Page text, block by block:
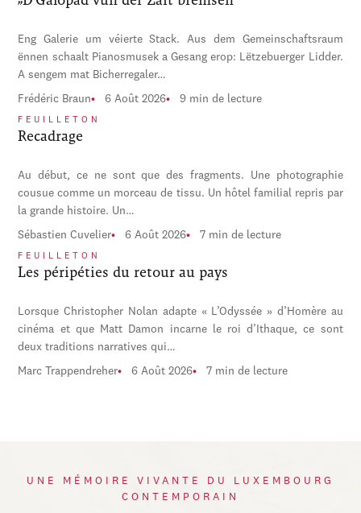
Eng Galerie um véierte Stack. Aus dem Gemeinschaftsraum
ënnen schaalt Pianosmusek a Gesang erop: Lëtzebuerger Lidder.
A sengem mat Bicherregaler…
Frédéric Braun 6 Août 2026 9 min de lecture
FEUILLETON
Recadrage
Au début, ce ne sont que des fragments. Une photographie
cousue comme un morceau de tissu. Un hôtel familial repris par
la grande histoire. Un…
Sébastien Cuvelier 6 Août 2026 7 min de lecture
FEUILLETON
Les péripéties du retour au pays
Lorsque Christopher Nolan adapte « L’Odyssée » d’Homère au
cinéma et que Matt Damon incarne le roi d’Ithaque, ce sont
deux traditions narratives qui…
Marc Trappendreher 6 Août 2026 7 min de lecture
UNE MÉMOIRE VIVANTE DU LUXEMBOURG
CONTEMPORAIN